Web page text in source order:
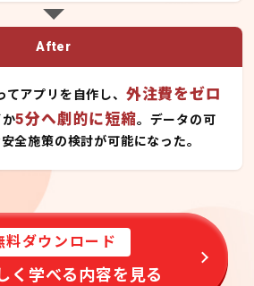
After
アプリを自作し、 外注費をゼロ
か5分へ劇的に短縮。データの可
全施策の検討が可能になった。
料ダウンロード
く学べる内容を見る